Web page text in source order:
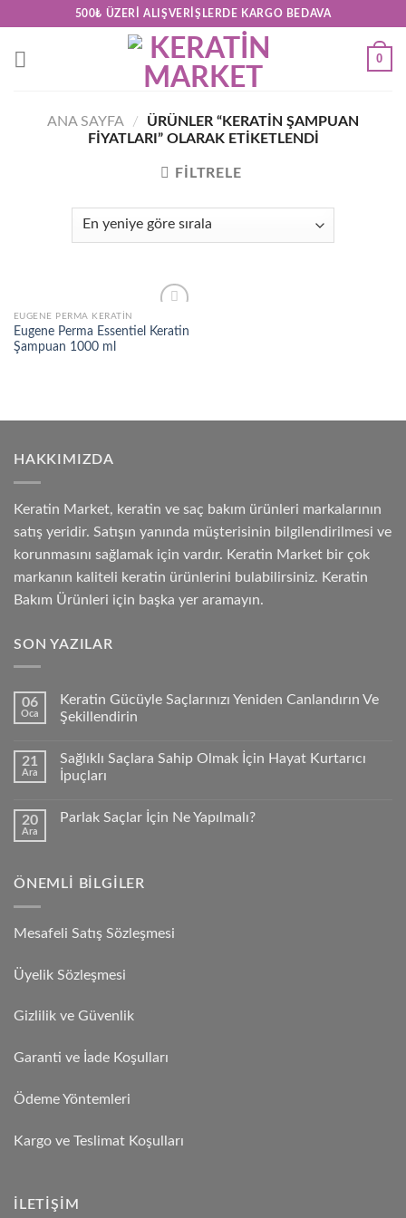
content
500₺ ÜZERI ALIŞVERIŞLERDE KARGO BEDAVA
0
ANA SAYFA /
ÜRÜNLER “KERATIN ŞAMPUAN
FIYATLARI” OLARAK ETIKETLENDI
FILTRELE
Add to
wishlist
EUGENE PERMA KERATIN
Eugene Perma Essentiel Keratin
Şampuan 1000 ml
HAKKIMIZDA
Keratin Market, keratin ve saç bakım ürünleri markalarının
satış yeridir. Satışın yanında müşterisinin bilgilendirilmesi ve
korunmasını sağlamak için vardır. Keratin Market bir çok
markanın kaliteli keratin ürünlerini bulabilirsiniz. Keratin
Bakım Ürünleri için başka yer aramayın.
SON YAZILAR
06
Oca
Keratin Gücüyle Saçlarınızı Yeniden Canlandırın Ve
Şekillendirin
21
Ara
Sağlıklı Saçlara Sahip Olmak İçin Hayat Kurtarıcı
İpuçları
20
Ara
Parlak Saçlar İçin Ne Yapılmalı?
ÖNEMLI BILGILER
Mesafeli Satış Sözleşmesi
Üyelik Sözleşmesi
Gizlilik ve Güvenlik
Garanti ve İade Koşulları
Ödeme Yöntemleri
Kargo ve Teslimat Koşulları
İLETIŞIM